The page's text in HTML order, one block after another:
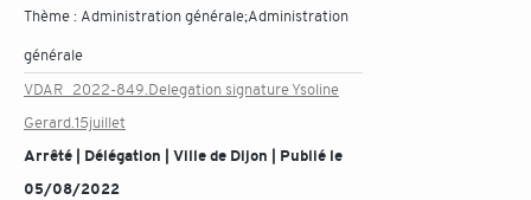
Thème : Administration générale;Administration
générale
VDAR_2022-849.Delegation signature Ysoline
Gerard.15juillet
Arrêté | Délégation | Ville de Dijon | Publié le
05/08/2022